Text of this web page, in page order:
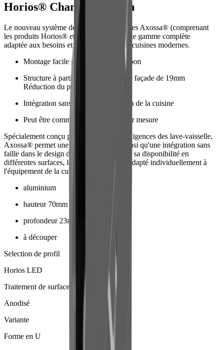
Horios® Channel U-Form
Le nouveau système de poignées encastrées Axossa® (comprenant
les produits Horios® et Vertios®) offre une gamme complète
adaptée aux besoins et aux exigences des cuisines modernes.
Montage facile grâce à la barre harpon
Structure à partir d'une épaisseur de façade de 19mm
Réduction du poids
Intégration sans faille dans le design de la cuisine
Peut être commandé directement sur mesure
Spécialement conçu pour répondre aux exigences des lave-vaisselle,
Axossa® permet une installation facile ainsi qu'une intégration sans
faille dans le design de la cuisine. Grâce à sa disponibilité en
différentes surfaces, le système peut être adapté individuellement à
l'équipement de la cuisine.
aluminium
hauteur 70mm
profondeur 23mm
à découper
Selection de profil
Horios LED
Traitement de surface
Anodisé
Variante
Forme en U